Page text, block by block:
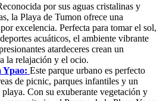
por sus aguas cristalinas y
la Playa de Tumon ofrece una
excelencia. Perfecta para tomar el sol,
acuáticos, el ambiente vibrante
atardeceres crean un
la relajación y el ocio.
Ypao: Este parque urbano es perfecto
de picnic, parques infantiles y un
playa. Con su exuberante vegetación y